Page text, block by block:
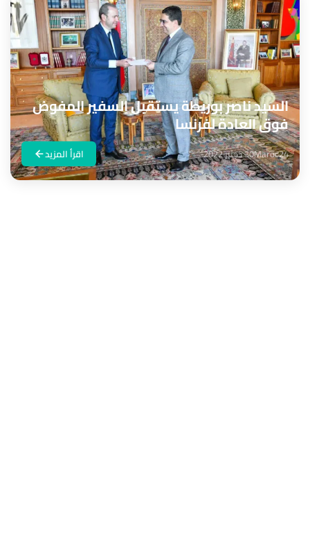
السيد ناصر بوريطة يستقبل السفير المفوض
فوق العادة لفرنسا
Maroc2430 دجنبر 2022 اقرأ المزيد